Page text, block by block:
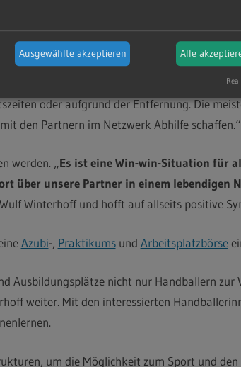
von modernen Unternehmen mit
weiß Henning Jungclaus, der das FROGS-
heraus. Es geht darum, dass
Menschen ihren Sport an den Nagel
oder aufgrund der Entfernung. Die
den Partnern im Netzwerk Abhilfe schaffen.“
werden. „Es ist eine Win-win-Situation für
über unsere Partner in einem lebendigen
Winterhoff und hofft auf allseits positive
Azubi-, Praktikumsund Arbeitsplatzbörse
Ausbildungsplätze nicht nur Handballern zur
weiter. Mit den interessierten
um die Möglichkeit zum Sport und
Ausgewählte akzeptieren Alle